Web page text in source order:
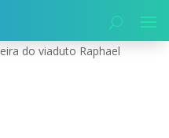
Fechamento do vão
do viaduto Raphael